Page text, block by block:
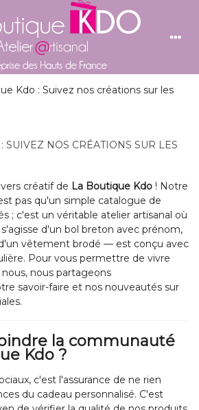
Kdo : Suivez nos créations sur les
SUIVEZ NOS CRÉATIONS SUR LES
créatif de La Boutique Kdo ! Notre
pas qu'un simple catalogue de
; c'est un véritable atelier artisanal où
d'un bol breton avec prénom,
vêtement brodé — est conçu avec
Pour vous permettre de vivre
nous partageons
savoir-faire et nos nouveautés sur
la communauté
Kdo ?
c'est l'assurance de ne rien
du cadeau personnalisé. C'est